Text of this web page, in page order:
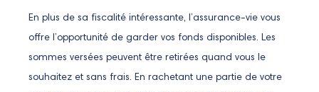
En plus de sa fiscalité intéressante, l’assurance-vie vous
offre l’opportunité de garder vos fonds disponibles. Les
sommes versées peuvent être retirées quand vous le
souhaitez et sans frais. En rachetant une partie de votre